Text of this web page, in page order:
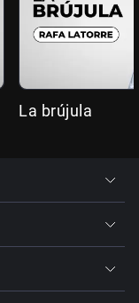
La brújula